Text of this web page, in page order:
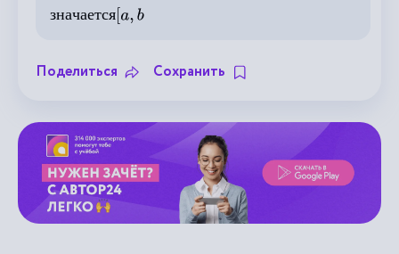
значается
Поделиться Сохранить